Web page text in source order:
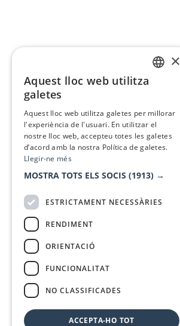
×
Aquest lloc web utilitza
galetes
Aquest lloc web utilitza galetes per millorar
l'experiència de l'usuari. En utilitzar el
nostre lloc web, accepteu totes les galetes
d’acord amb la nostra Política de galetes.
Llegir-ne més
MOSTRA TOTS ELS SOCIS (1913) →
ESTRICTAMENT NECESSÀRIES
RENDIMENT
ORIENTACIÓ
FUNCIONALITAT
NO CLASSIFICADES
ACCEPTA-HO TOT